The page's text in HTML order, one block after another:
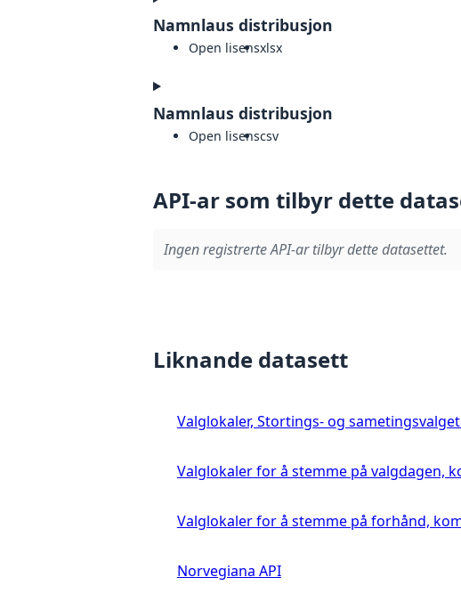
Namnlaus distribusjon
Open lisensxlsx
Namnlaus distribusjon
Open lisenscsv
API-ar som tilbyr dette
Ingen registrerte API-ar tilbyr dette datasettet.
Liknande datasett
Valglokaler, Stortings- og
Valglokaler for å stemme på valgdagen,
Valglokaler for å stemme på forhånd,
Norvegiana API